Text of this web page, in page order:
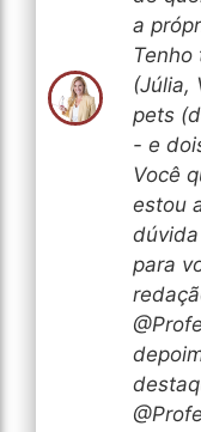
a
(Júlia,
pets
- e
Você
estou
para